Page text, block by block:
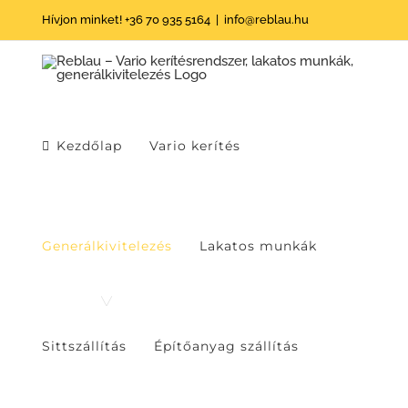
to
Hívjon minket! +36 70 935 5164 info@reblau.hu
Kezdőlap Vario kerítés
Generálkivitelezés Lakatos munkák
Sittszállítás Építőanyag szállítás